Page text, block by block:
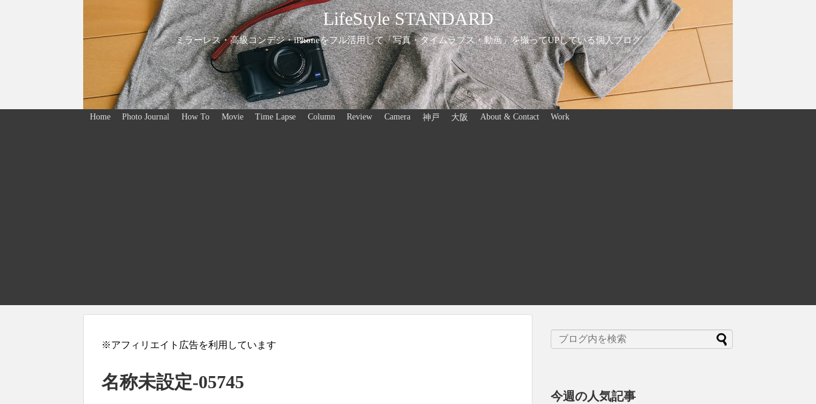
LifeStyle STANDARD
ミラーレス・高級コンデジ・iPhoneをフル活用して「写真・タイムラプス・動画」を撮ってUPしている個人ブログ
Home Photo Journal How To Movie Time Lapse Column Review Camera 神戸 大阪 About & Contact Work
※アフィリエイト広告を利用しています
名称未設定-05745
今週の人気記事